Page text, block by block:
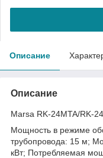
Описание
Описание
Marsa RK-24MTA/RK-
Мощность в режиме
трубопровода: 15 м;
кВт; Потребляемая